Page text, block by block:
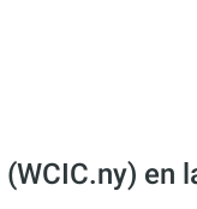
en